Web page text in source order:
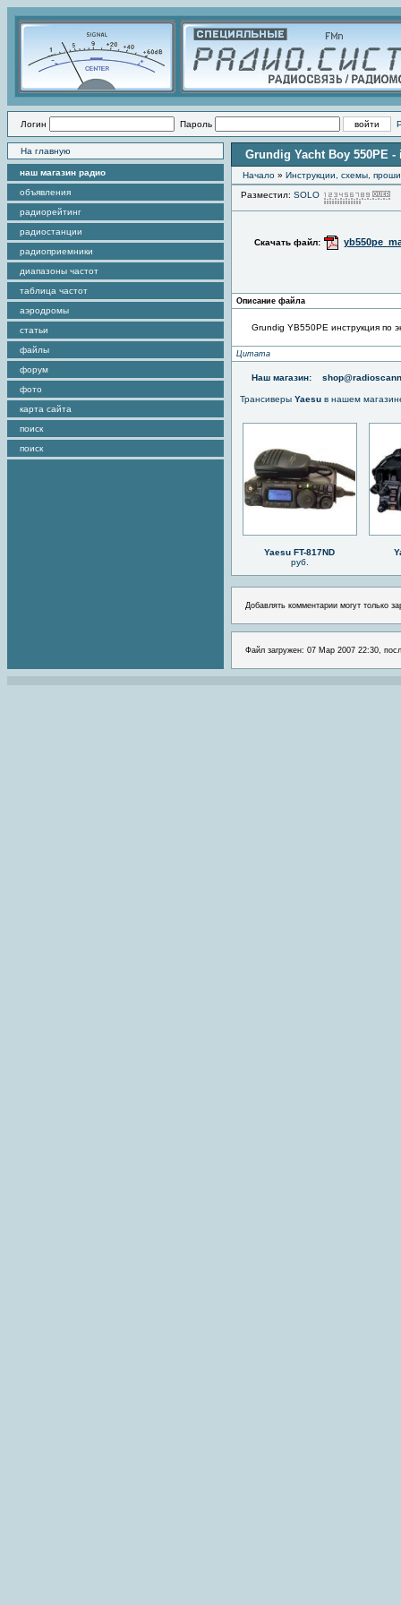
Логин Пароль
На главную
наш магазин радио
объявления
радиорейтинг
радиостанции
радиоприемники
диапазоны частот
таблица частот
аэродромы
статьи
файлы
форум
фото
карта сайта
поиск
поиск
Grundig Yacht Boy 550PE
Начало » Инструкции, схемы,
Разместил: SOLO
Скачать файл:
Описание файла
Grundig YB550PE инструкция по
Цитата
Наш магазин:
Трансиверы Yaesu в нашем
Yaesu FT-817ND
руб.
Добавлять комментарии могут только
Файл загружен: 07 Мар 2007 22:30,